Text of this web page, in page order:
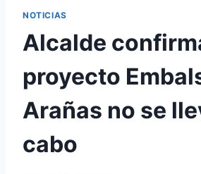
NOTICIAS
Alcalde
proyecto
Arañas no se
cabo